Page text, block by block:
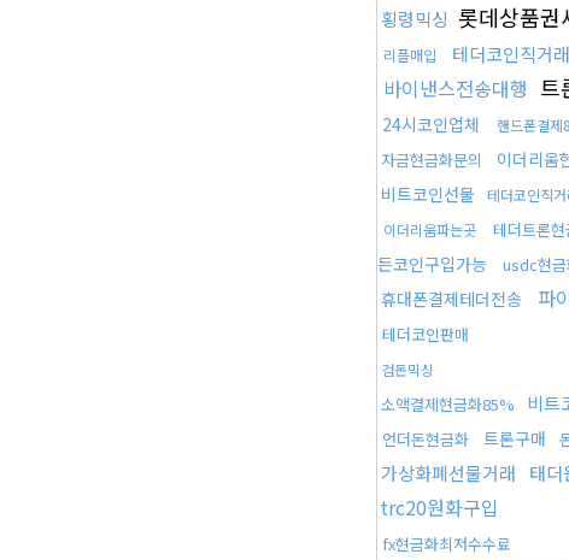
횡령믹싱 롯데상품권
리플매입 테더코인직거래
바이낸스전송대행 트
24시코인업체 핸드폰결
자금현금화문의
이더리움
비트코인선물
테더코인직
이더리움파는곳 테더트론
든코인구입가능
usdc현
휴대폰결제테더전송 파
테더코인판매
검돈믹싱
소액결제현금화85% 비트
언더돈현금화 트론구매
가상화폐선물거래 태더
trc20원화구입
fx현금화최저수수료